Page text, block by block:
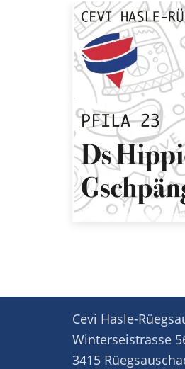
Cevi Hasle-
Winterseistrasse
3415